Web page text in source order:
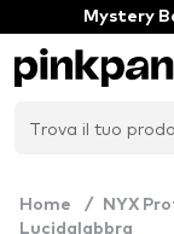
Mystery
Home / NYX
Lucidalabbra